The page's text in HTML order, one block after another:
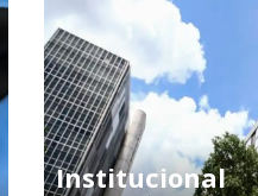
Institucional